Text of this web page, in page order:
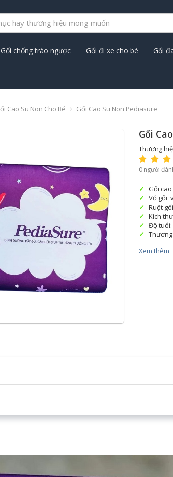
Gối chống trào ngược Gối đi xe cho bé Gối
Cao Su Non Cho Bé Gối Cao Su Non Pediasure
Gối
Thương
0 người
Gối
Vỏ gối
Ruột
Kích
Độ tuổi:
Xem thêm